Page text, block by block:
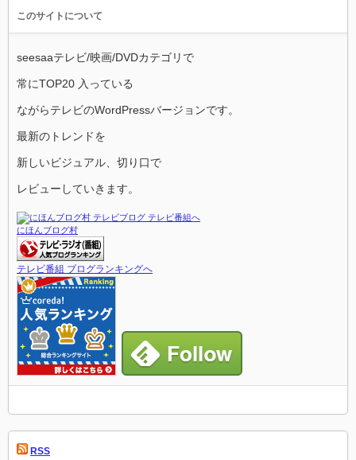
このサイトについて
seesaaテレビ/映画/DVDカテゴリで
常にTOP20 入っている
ながらテレビのWordPressバージョンです。
最新のトレンドを
新しいビジュアル、切り口で
レビューしていきます。
にほんブログ村
テレビ番組 ブログランキングへ
RSS